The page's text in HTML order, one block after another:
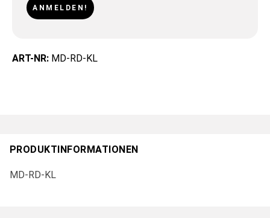
ANMELDEN!
ART-NR: MD-RD-KL
PRODUKTINFORMATIONEN
MD-RD-KL